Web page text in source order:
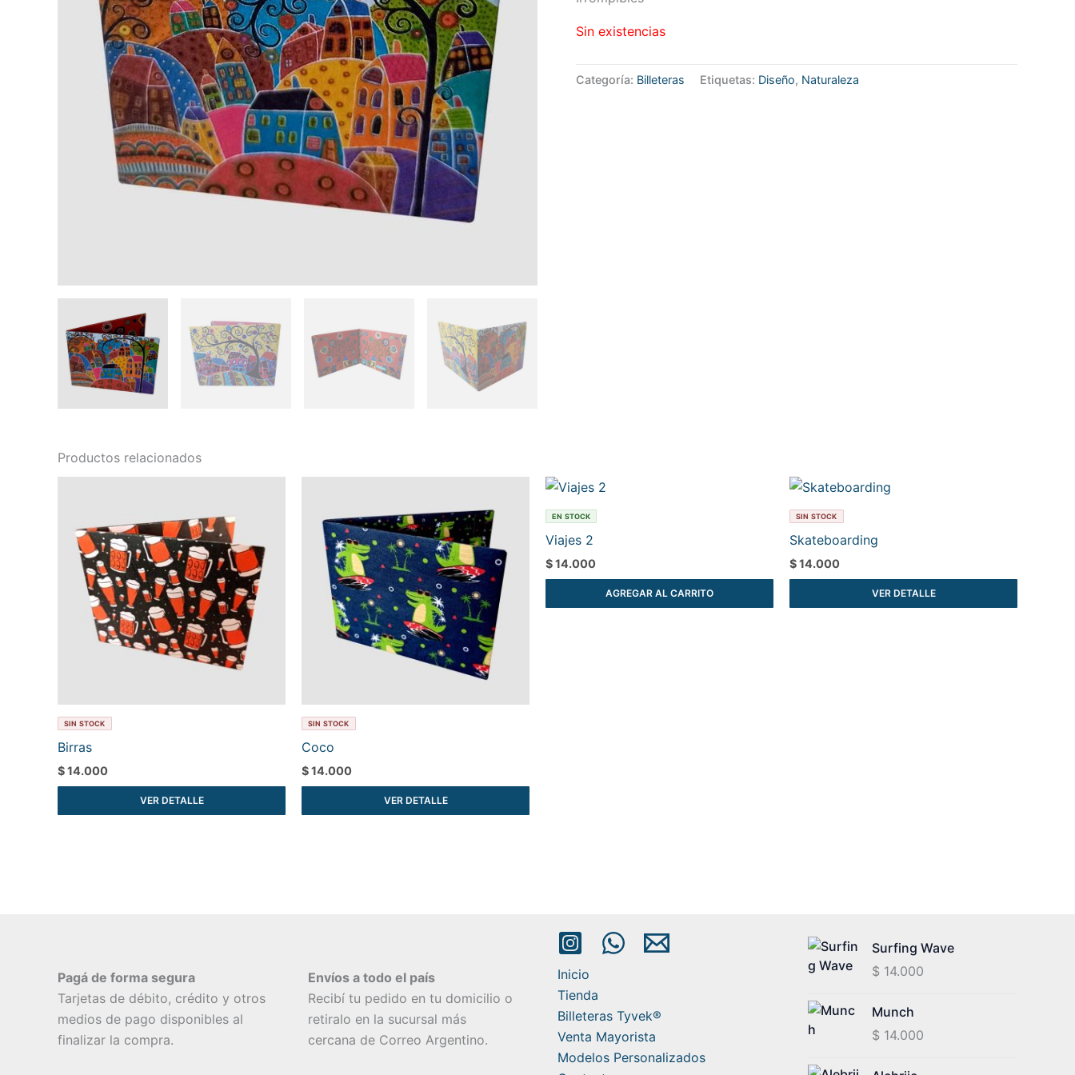
Sin existencias
Categoría: Billeteras Etiquetas: Diseño, Naturaleza
Productos relacionados
SIN STOCK
Birras
$14.000
VER DETALLE
SIN STOCK
Coco
$14.000
VER DETALLE
EN STOCK
Viajes 2
$14.000
AGREGAR AL CARRITO
SIN STOCK
Skateboarding
$14.000
VER DETALLE
Pagá de forma segura
Tarjetas de débito, crédito y otros
medios de pago disponibles al
finalizar la compra.
Envíos a todo el país
Recibí tu pedido en tu domicilio o
retiralo en la sucursal más
cercana de Correo Argentino.
Inicio
Tienda
Billeteras Tyvek®
Venta Mayorista
Modelos Personalizados
Surfing Wave
$ 14.000
Munch
$ 14.000